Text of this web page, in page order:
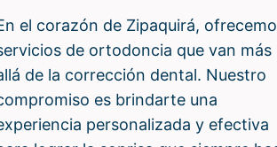
el corazón de Zipaquirá,
de ortodoncia que van más
de la corrección dental. Nuestro
es brindarte una
personalizada y efectiva